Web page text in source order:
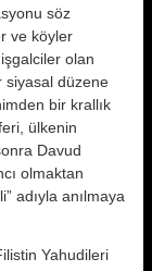
söz
ve köyler
olan
siyasal düze­ne
bir krallık
ülkenin
Davud
olmaktan
adıyla anılmaya
Yahudileri